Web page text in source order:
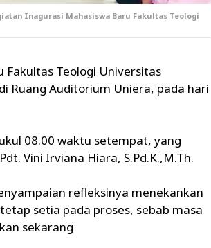
Inagurasi Mahasiswa Baru Fakultas Teologi
Fakultas Teologi Universitas
Ruang Auditorium Uniera, pada hari
08.00 waktu setempat, yang
Vini Irviana Hiara, S.Pd.K.,M.Th.
refleksinya menekankan
setia pada proses, sebab masa
sekarang